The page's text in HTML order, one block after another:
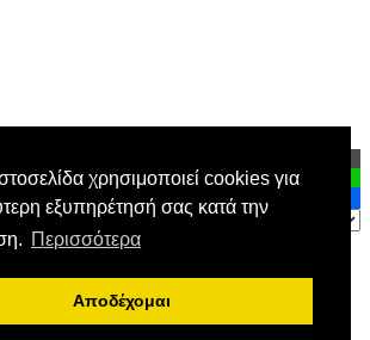
χρησιμοποιεί cookies για
εξυπηρέτησή σας κατά την
Περισσότερα
Αποδέχομαι
and analytics partners.